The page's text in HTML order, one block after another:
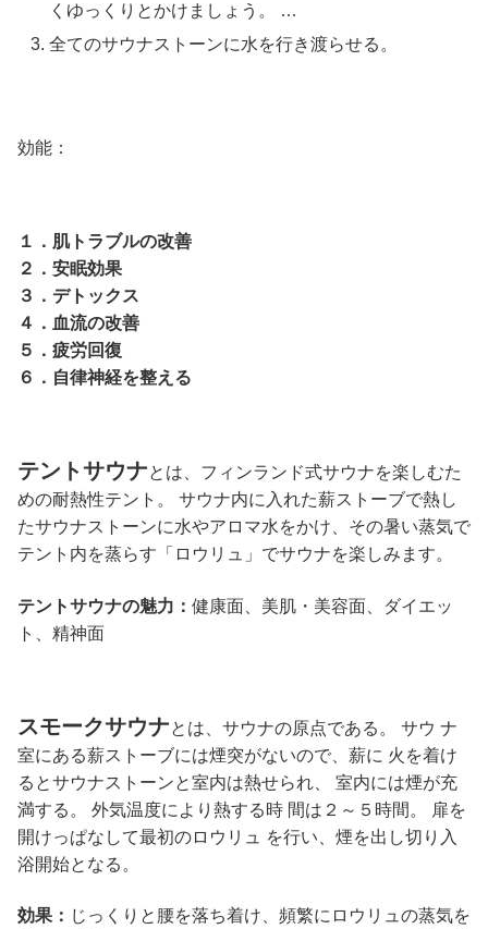
くゆっくりとかけましょう。 …
全てのサウナストーンに水を行き渡らせる。
効能：
１．肌トラブルの改善
２．安眠効果
３．デトックス
４．血流の改善
５．疲労回復
６．自律神経を整える
テントサウナとは、フィンランド式サウナを楽しむた
めの耐熱性テント。 サウナ内に入れた薪ストーブで熱し
たサウナストーンに水やアロマ水をかけ、その暑い蒸気で
テント内を蒸らす「ロウリュ」でサウナを楽しみます。
テントサウナの魅力： 健康面、美肌・美容面、ダイエッ
ト、精神面
スモークサウナとは、サウナの原点である。 サウ ナ
室にある薪ストーブには煙突がないので、薪に 火を着け
るとサウナストーンと室内は熱せられ、 室内には煙が充
満する。 外気温度により熱する時 間は２～５時間。 扉を
開けっぱなして最初のロウリュ を行い、煙を出し切り入
浴開始となる。
効果： じっくりと腰を落ち着け、頻繁にロウリュの蒸気を